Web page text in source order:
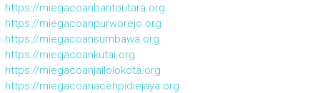
https://miegacoanbaritoutara.org
https://miegacoanpurworejo.org
https://miegacoansumbawa.org
https://miegacoankutai.org
https://miegacoanjailolokota.org
https://miegacoanacehpidiejaya.org